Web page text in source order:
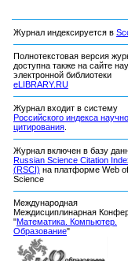
Журнал индексируется в
Полнотекстовая версия
доступна также на сайте
электронной библиотеки
eLIBRARY.RU
Журнал входит в систему
Российского индекса
цитирования
Журнал включен в базу
Russian Science Citation
(RSCI) на платформе Web of
Science
Международная
Междисциплинарная
"Математика. Компьютер.
Образование"